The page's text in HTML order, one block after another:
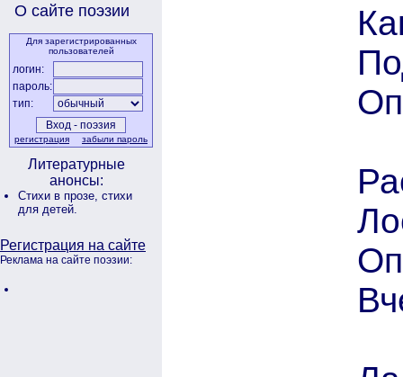
О сайте поэзии
Для зарегистрированных
пользователей
логин:
пароль:
тип:
регистрация забыли пароль
Литературные
анонсы:
Стихи в прозе, стихи
для детей.
Регистрация на сайте
Реклама на сайте поэзии: